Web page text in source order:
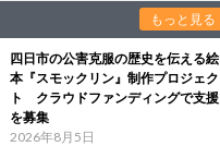
もっと見る
四日市の公害克服の歴史を伝える絵
本『スモックリン』制作プロジェク
ト クラウドファンディングで支援
を募集
2026年8月5日